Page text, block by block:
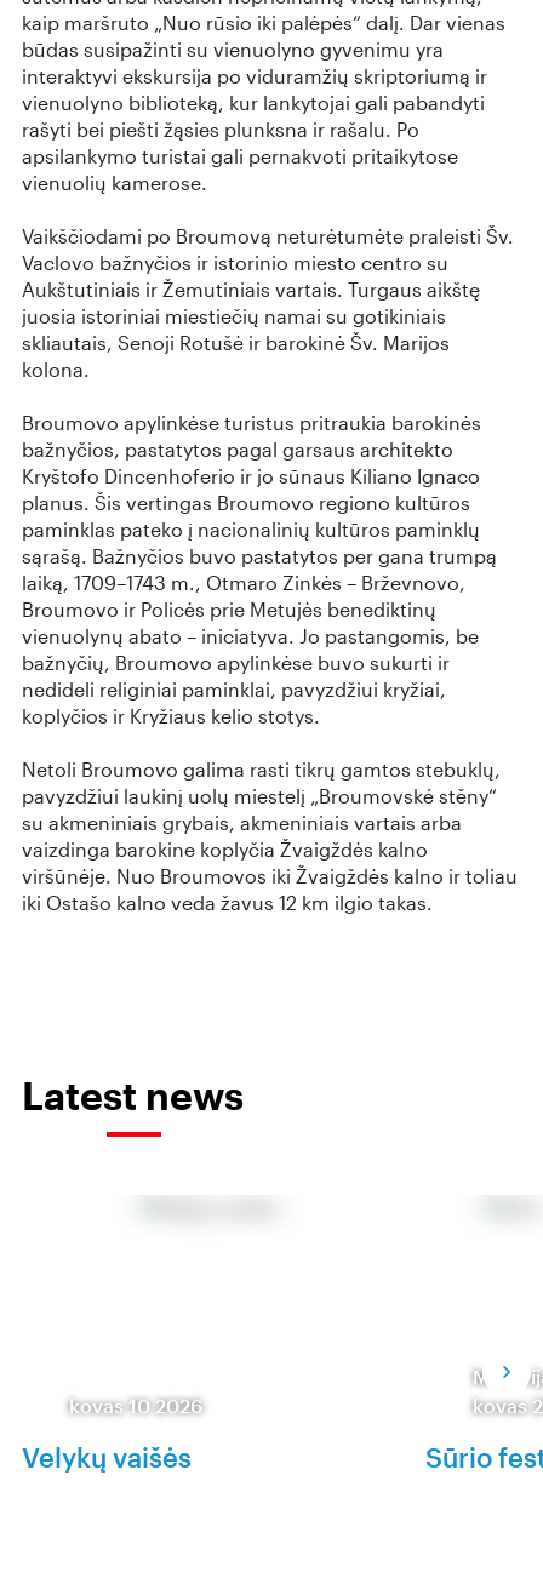
kaip maršruto „Nuo rūsio iki palėpės“ dalį. Dar vienas
būdas susipažinti su vienuolyno gyvenimu yra
interaktyvi ekskursija po viduramžių skriptoriumą ir
vienuolyno biblioteką, kur lankytojai gali pabandyti
rašyti bei piešti žąsies plunksna ir rašalu. Po
apsilankymo turistai gali pernakvoti pritaikytose
vienuolių kamerose.
Vaikščiodami po Broumovą neturėtumėte praleisti Šv.
Vaclovo bažnyčios ir istorinio miesto centro su
Aukštutiniais ir Žemutiniais vartais. Turgaus aikštę
juosia istoriniai miestiečių namai su gotikiniais
skliautais, Senoji Rotušė ir barokinė Šv. Marijos
kolona.
Broumovo apylinkėse turistus pritraukia barokinės
bažnyčios, pastatytos pagal garsaus architekto
Kryštofo Dincenhoferio ir jo sūnaus Kiliano Ignaco
planus. Šis vertingas Broumovo regiono kultūros
paminklas pateko į nacionalinių kultūros paminklų
sąrašą. Bažnyčios buvo pastatytos per gana trumpą
laiką, 1709–1743 m., Otmaro Zinkės – Brževnovo,
Broumovo ir Policės prie Metujės benediktinų
vienuolynų abato – iniciatyva. Jo pastangomis, be
bažnyčių, Broumovo apylinkėse buvo sukurti ir
nedideli religiniai paminklai, pavyzdžiui kryžiai,
koplyčios ir Kryžiaus kelio stotys.
Netoli Broumovo galima rasti tikrų gamtos stebuklų,
pavyzdžiui laukinį uolų miestelį „Broumovské stěny“
su akmeniniais grybais, akmeniniais vartais arba
vaizdinga barokine koplyčia Žvaigždės kalno
viršūnėje. Nuo Broumovos iki Žvaigždės kalno ir toliau
iki Ostašo kalno veda žavus 12 km ilgio takas.
Latest news
kovas 10 2026
Velykų vaišės
kovas
Sūrio